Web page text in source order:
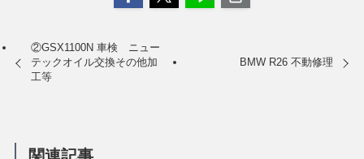
②GSX1100N 車検 ニュー
テックオイル交換その他加
工等
BMW R26 不動修理